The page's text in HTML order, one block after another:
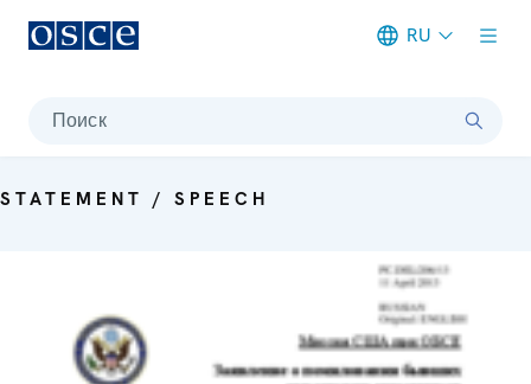
RU
Поиск
STATEMENT / SPEECH